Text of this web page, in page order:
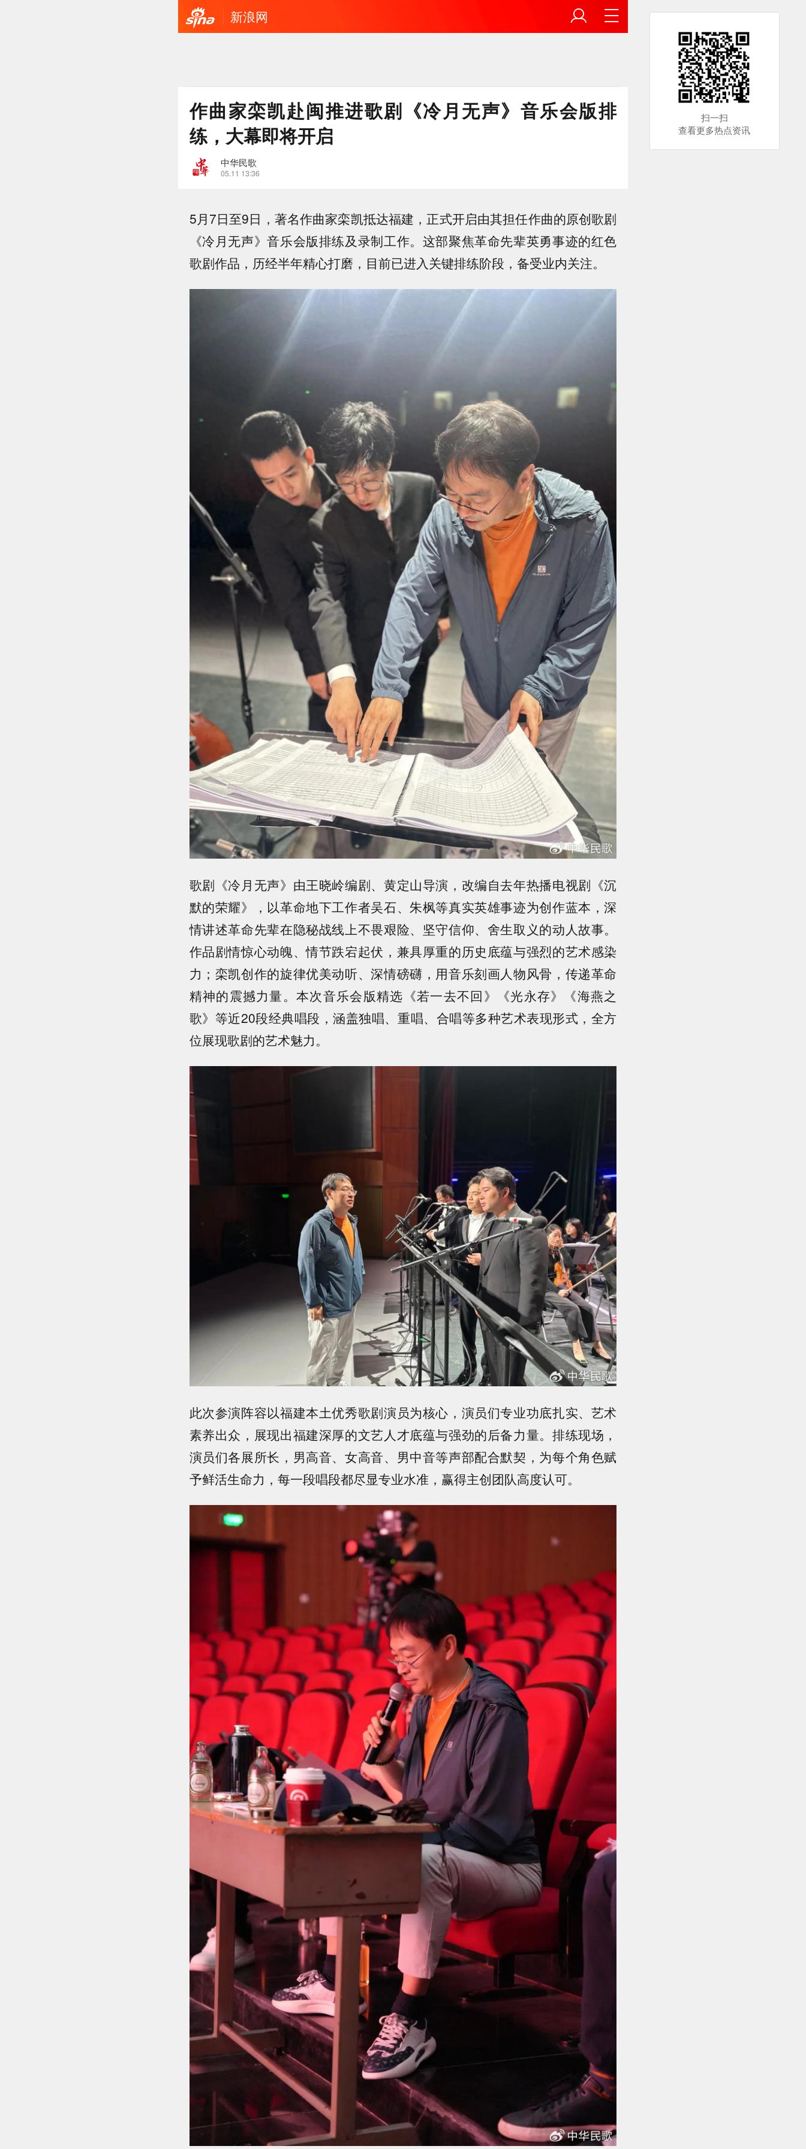
新浪网
作曲家栾凯赴闽推进歌剧《冷月无声》音乐会版排
练，大幕即将开启
中华民歌
05.11 13:36
5月7日至9日，著名作曲家栾凯抵达福建，正式开启由其担任作曲的原创歌剧
《冷月无声》音乐会版排练及录制工作。这部聚焦革命先辈英勇事迹的红色
歌剧作品，历经半年精心打磨，目前已进入关键排练阶段，备受业内关注。
歌剧《冷月无声》由王晓岭编剧、黄定山导演，改编自去年热播电视剧《沉
默的荣耀》，以革命地下工作者吴石、朱枫等真实英雄事迹为创作蓝本，深
情讲述革命先辈在隐秘战线上不畏艰险、坚守信仰、舍生取义的动人故事。
作品剧情惊心动魄、情节跌宕起伏，兼具厚重的历史底蕴与强烈的艺术感染
力；栾凯创作的旋律优美动听、深情磅礴，用音乐刻画人物风骨，传递革命
精神的震撼力量。本次音乐会版精选《若一去不回》《光永存》《海燕之
歌》等近20段经典唱段，涵盖独唱、重唱、合唱等多种艺术表现形式，全方
位展现歌剧的艺术魅力。
此次参演阵容以福建本土优秀歌剧演员为核心，演员们专业功底扎实、艺术
素养出众，展现出福建深厚的文艺人才底蕴与强劲的后备力量。排练现场，
演员们各展所长，男高音、女高音、男中音等声部配合默契，为每个角色赋
予鲜活生命力，每一段唱段都尽显专业水准，赢得主创团队高度认可。
扫一扫
查看更多热点资讯